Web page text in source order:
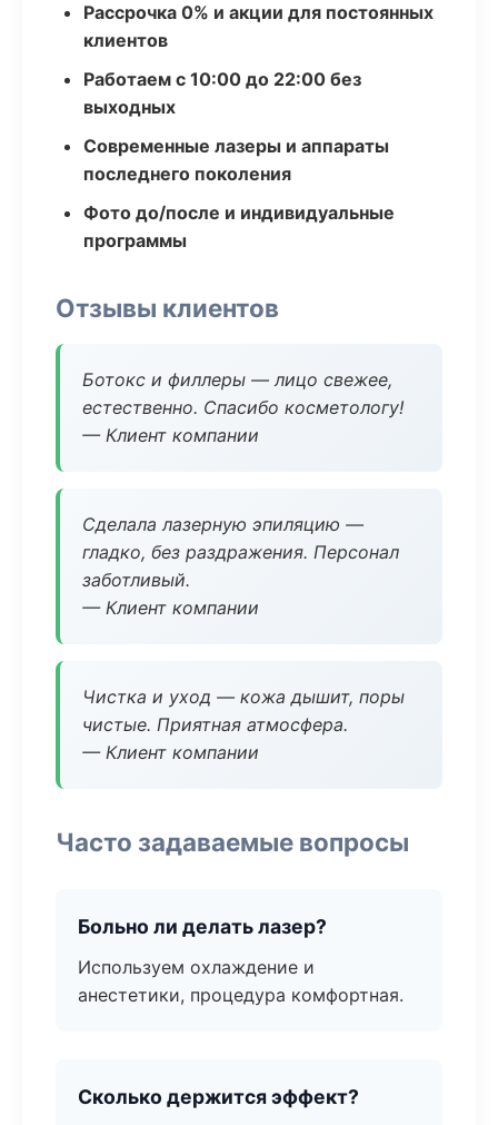
Рассрочка 0% и акции для постоянных
клиентов
Работаем с 10:00 до 22:00 без
выходных
Современные лазеры и аппараты
последнего поколения
Фото до/после и индивидуальные
программы
Отзывы клиентов
Ботокс и филлеры — лицо свежее,
естественно. Спасибо косметологу!
— Клиент компании
Сделала лазерную эпиляцию —
гладко, без раздражения. Персонал
заботливый.
— Клиент компании
Чистка и уход — кожа дышит, поры
чистые. Приятная атмосфера.
— Клиент компании
Часто задаваемые вопросы
Больно ли делать лазер?
Используем охлаждение и
анестетики, процедура комфортная.
Сколько держится эффект?